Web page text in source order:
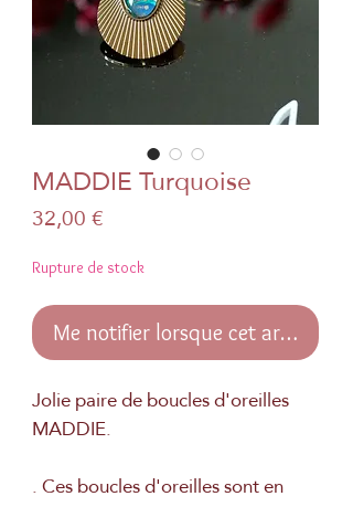
MADDIE Turquoise
32,00 €
Rupture de stock
Me notifier lorsque cet article est
Jolie paire de boucles d'oreilles
MADDIE.
. Ces boucles d'oreilles sont en